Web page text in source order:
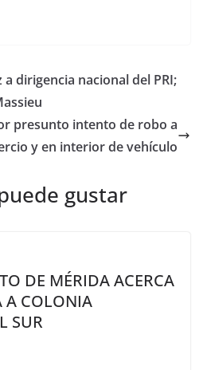
a dirigencia nacional del PRI;
presunto intento de robo a
y en interior de vehículo
gustar
DE MÉRIDA ACERCA
A COLONIA
SUR